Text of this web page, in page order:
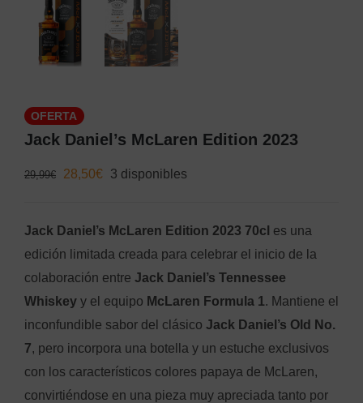
OFERTA
Jack Daniel’s McLaren Edition 2023
29,99€
El
28,50€ El3 disponibles
Jack Daniel’s McLaren Edition 2023 70cl es una
edición limitada creada para celebrar el inicio de la
colaboración entre Jack Daniel’s Tennessee
Whiskey y el equipo McLaren Formula 1. Mantiene el
inconfundible sabor del clásico Jack Daniel’s Old No.
7, pero incorpora una botella y un estuche exclusivos
con los característicos colores papaya de McLaren,
convirtiéndose en una pieza muy apreciada tanto por